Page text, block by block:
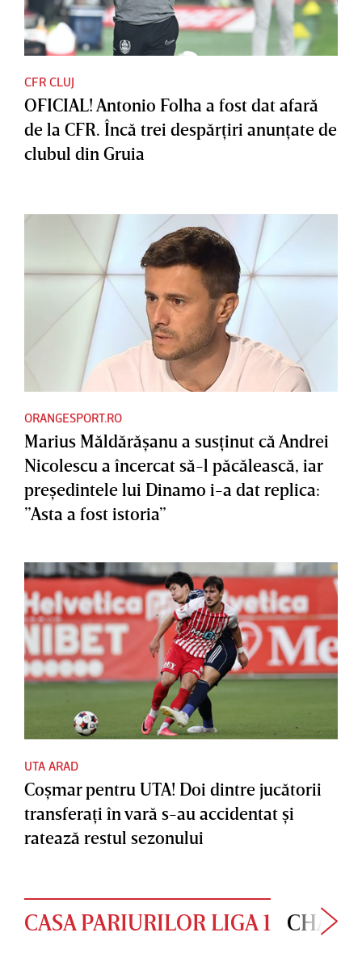
CFR CLUJ
OFICIAL! Antonio Folha a fost dat afară
de la CFR. Încă trei despărţiri anunţate de
clubul din Gruia
ORANGESPORT.RO
Marius Măldărăşanu a susţinut că Andrei
Nicolescu a încercat să-l păcălească, iar
preşedintele lui Dinamo i-a dat replica:
”Asta a fost istoria”
UTA ARAD
Coşmar pentru UTA! Doi dintre jucătorii
transferaţi în vară s-au accidentat şi
ratează restul sezonului
CASA PARIURILOR LIGA 1